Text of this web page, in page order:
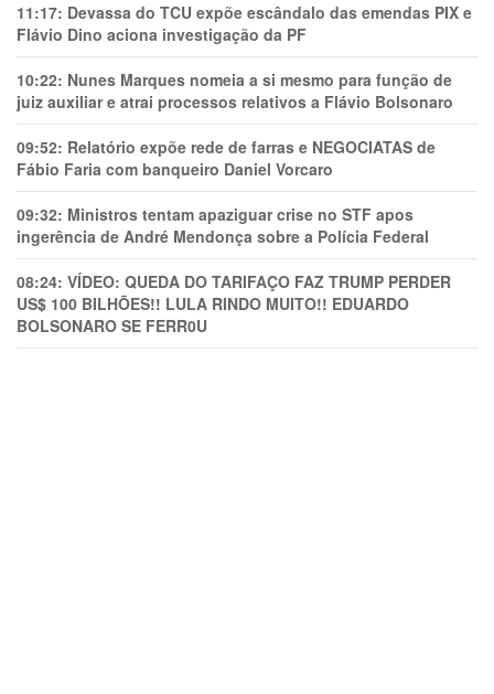
11:17: Devassa do TCU expõe escândalo das emendas PIX e
Flávio Dino aciona investigação da PF
10:22: Nunes Marques nomeia a si mesmo para função de
juiz auxiliar e atrai processos relativos a Flávio Bolsonaro
09:52: Relatório expõe rede de farras e NEGOCIATAS de
Fábio Faria com banqueiro Daniel Vorcaro
09:32: Ministros tentam apaziguar crise no STF apos
ingerência de André Mendonça sobre a Polícia Federal
08:24: VÍDEO: QUEDA DO TARIFAÇO FAZ TRUMP PERDER
US$ 100 BILHÕES!! LULA RINDO MUITO!! EDUARDO
BOLSONARO SE FERR0U